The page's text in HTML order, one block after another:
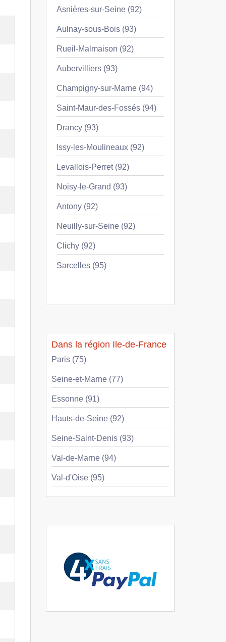
Asnières-sur-Seine (92)
Aulnay-sous-Bois (93)
Rueil-Malmaison (92)
Aubervilliers (93)
Champigny-sur-Marne (94)
Saint-Maur-des-Fossés (94)
Drancy (93)
Issy-les-Moulineaux (92)
Levallois-Perret (92)
Noisy-le-Grand (93)
Antony (92)
Neuilly-sur-Seine (92)
Clichy (92)
Sarcelles (95)
Dans la région Ile-de-France
Paris (75)
Seine-et-Marne (77)
Essonne (91)
Hauts-de-Seine (92)
Seine-Saint-Denis (93)
Val-de-Marne (94)
Val-d'Oise (95)